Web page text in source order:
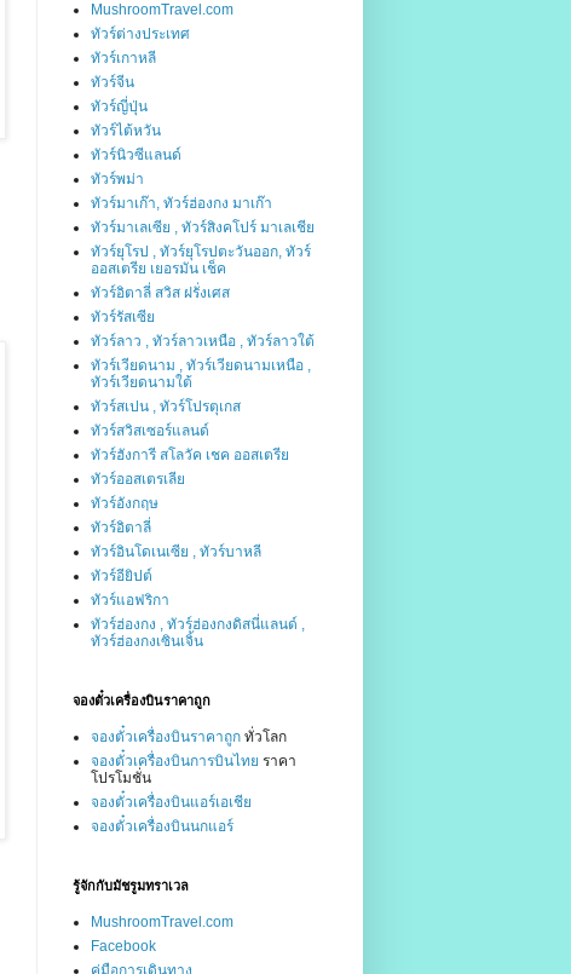
MushroomTravel.com
ทัวร์ต่างประเทศ
ทัวร์เกาหลี
ทัวร์จีน
ทัวร์ญี่ปุ่น
ทัวร์ไต้หวัน
ทัวร์นิวซีแลนด์
ทัวร์พม่า
ทัวร์มาเก๊า, ทัวร์ฮ่องกง มาเก๊า
ทัวร์มาเลเซีย , ทัวร์สิงคโปร์ มาเลเชีย
ทัวร์ยุโรป , ทัวร์ยุโรปตะวันออก, ทัวร์
ออสเตรีย เยอรมัน เช็ค
ทัวร์อิตาลี่ สวิส ฝรั่งเศส
ทัวร์รัสเซีย
ทัวร์ลาว , ทัวร์ลาวเหนือ , ทัวร์ลาวใต้
ทัวร์เวียดนาม , ทัวร์เวียดนามเหนือ ,
ทัวร์เวียดนามใต้
ทัวร์สเปน , ทัวร์โปรตุเกส
ทัวร์สวิสเซอร์แลนด์
ทัวร์ฮังการี สโลวัค เชค ออสเตรีย
ทัวร์ออสเตรเลีย
ทัวร์อังกฤษ
ทัวร์อิตาลี่
ทัวร์อินโดเนเซีย , ทัวร์บาหลี
ทัวร์อียิปต์
ทัวร์แอฟริกา
ทัวร์ฮ่องกง , ทัวร์ฮ่องกงดิสนี่แลนด์ ,
ทัวร์ฮ่องกงเซินเจิ้น
จองตั๋วเครื่องบินราคาถูก
จองตั๋วเครื่องบินราคาถูก ทั่วโลก
จองตั๋วเครื่องบินการบินไทย ราคา
โปรโมชั่น
จองตั๋วเครื่องบินแอร์เอเชีย
จองตั๋วเครื่องบินนกแอร์
รู้จักกับมัชรูมทราเวล
MushroomTravel.com
Facebook
คู่มือการเดินทาง